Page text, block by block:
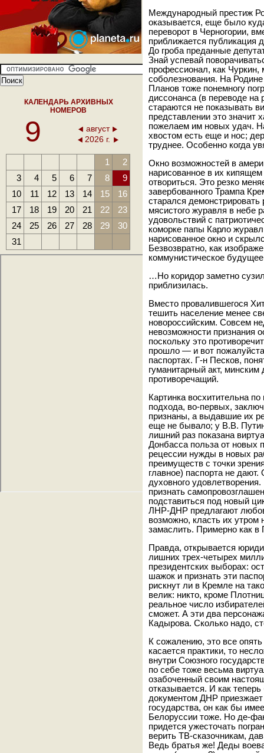
КАЛЕНДАРЬ АРХИВНЫХ
НОМЕРОВ
9
август
2026 г.
1
2
3
4 5 6 7 8
9
10
11 12 13 14 15
16
17
18 19 20 21 22
23
24
25 26 27 28 29
30
31
Международный престиж
оказывается, еще было
переворот в Черногории,
приближается публикация
До гроба преданные
Знай успевай
профессионал, как
соболезнования. На
Планов тоже понемногу
диссонанса (в переводе
стараются не показывать
представлении это значит
пожелаем им новых удач.
хвостом есть еще и нос;
труднее. Особенно когда
Окно возможностей в
нарисованное в их
отвориться. Это резко
завербованного Трампа
старался
мясистого журавля в небе
удовольствий с
коморке папы Карло
нарисованное окно и
Безвозвратно, как
коммунистическое
…Но коридор заметно
приблизилась.
Вместо провалившегося
тешить население менее
новороссийским. Совсем
невозможности признания
поскольку это
прошло — и вот
паспортах. Г-н Песков,
гуманитарный акт, минским
противоречащий.
Картинка восхитительна
подхода, во-первых,
признаны, а выдавшие их
еще не бывало; у В.В.
лишний раз показана
Донбасса польза от новых
рецессии нужды в новых
преимуществ с точки
главное) паспорта не дают.
духовного
признать
подставиться под новый
ЛНР-ДНР предлагают
возможно, класть их
замаслить. Примерно как в
Правда, открывается
лишних трех-четырех
президентских выборах:
шажок и признать эти
рискнут ли в Кремле на
велик: никто, кроме
реальное число
сможет. А эти два
Кадырова. Сколько надо,
К сожалению, это все
касается практики, то
внутри Союзного
по себе тоже весьма
озабоченный своим
отказывается. И как
документом ДНР
государства, он как бы
Белоруссии тоже. Но де-
придется ужесточать
верить ТВ-сказочникам,
Ведь братья же! Деды